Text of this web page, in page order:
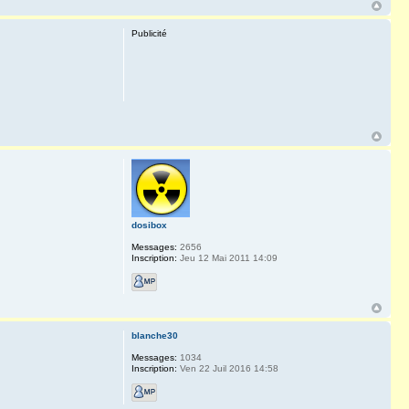
Publicité
dosibox
Messages: 2656
Inscription: Jeu 12 Mai 2011 14:09
blanche30
Messages: 1034
Inscription: Ven 22 Juil 2016 14:58